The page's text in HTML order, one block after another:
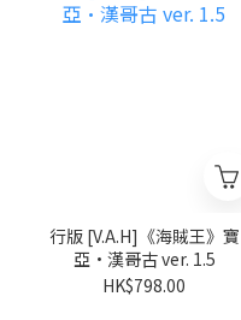
行版 [V.A.H]《海賊王》寶
亞·漢哥古 ver. 1.5
HK$798.00